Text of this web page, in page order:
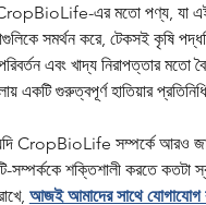
এর মতো পণ্য, যা
সমর্থন করে, টেকসই কৃষি
এবং খাদ্য নিরাপত্তার মতো
একটি গুরুত্বপূর্ণ হাতিয়ার
CropBioLife সম্পর্কে আরও
সম্পর্ককে শক্তিশালী করতে কতটা
আজই আমাদের সাথে